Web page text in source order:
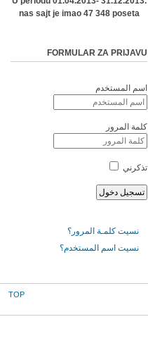
nas sajt je imao 47 348 poseta
FORMULAR ZA PRIJAVU
اسم المستخدم
كلمة المرور
تذكرني
نسيت كلمـة المرور؟
نسيت اسم المستخدم؟
TOP